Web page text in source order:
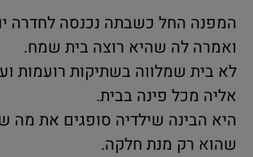
המפנה החל כשבתה נכנסה לחדרה
ואמרה לה שהיא רוצה בית שמח.
לא בית שמלווה בשתיקות רועמות
אליה מכל פינה בבית.
היא הבינה שילדיה סופגים את
שהוא רק מנת חלקה.